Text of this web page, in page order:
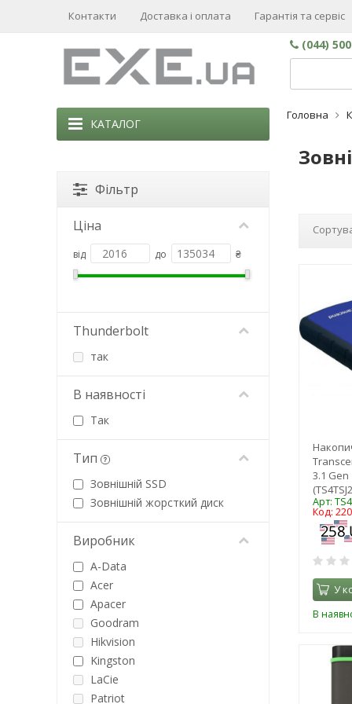
Контакти Доставка і оплата Гарантія та сервіс
(044)
КАТАЛОГ
Головна
3.1 Gen
Арт:
Код:
У
В
Фільтр
Ціна
від до ₴
Thunderbolt
так
В наявності
Так
Тип
Зовнішній SSD
Зовнішній жорсткий диск
Виробник
A-Data
Acer
Apacer
Goodram
Hikvision
Kingston
LaCie
Patriot